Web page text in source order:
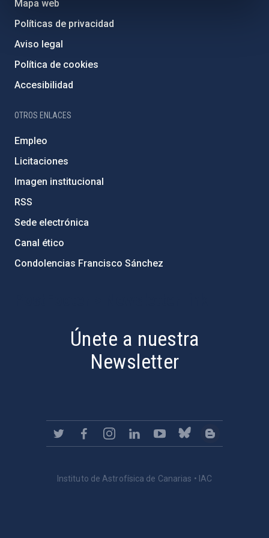
Mapa web
Políticas de privacidad
Aviso legal
Política de cookies
Accesibilidad
OTROS ENLACES
Empleo
Licitaciones
Imagen institucional
RSS
Sede electrónica
Canal ético
Condolencias Francisco Sánchez
Únete a nuestra
Newsletter
Instituto de Astrofísica de Canarias • IAC